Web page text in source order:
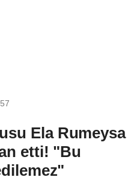
Ela Rumeysa
etti! "Bu